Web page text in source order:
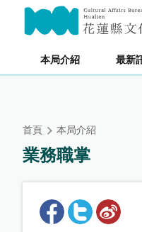
內
本局介紹 最新
主要內容區塊
首頁 本局介紹
業務職掌